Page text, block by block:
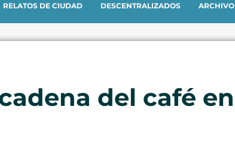
RELATOS DE CIUDAD DESCENTRALIZADOS ARCHIVO
del café en